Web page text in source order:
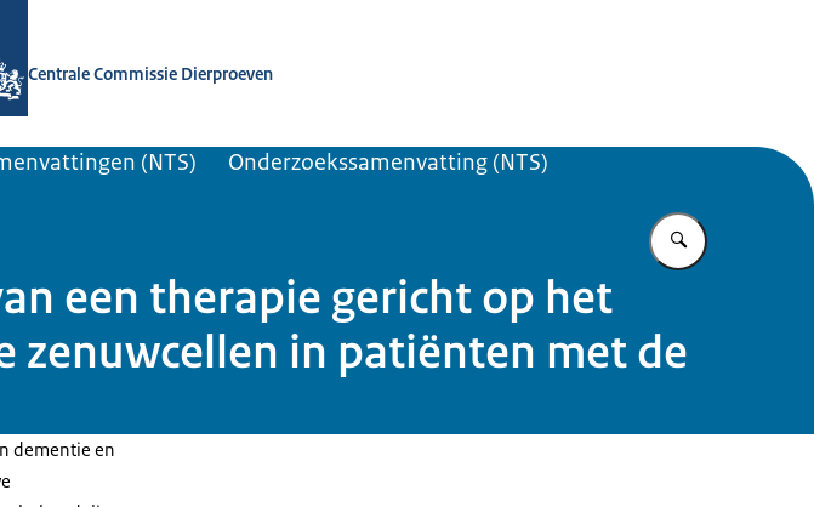
Centrale Commissie Dierproeven
(NTS)
Onderzoekssamenvatting (NTS)
een therapie gericht op het
zenuwcellen in patiënten met de
dementie en